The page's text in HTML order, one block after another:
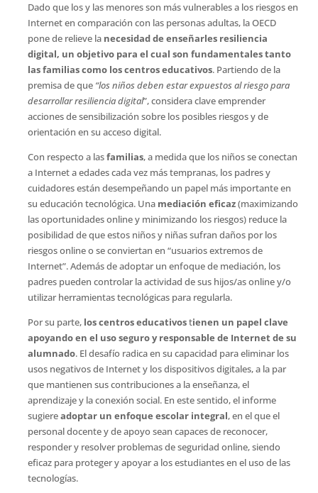
Dado que los y las menores son más vulnerables a los riesgos en
Internet en comparación con las personas adultas, la OECD
pone de relieve la necesidad de enseñarles resiliencia
digital, un objetivo para el cual son fundamentales tanto
las familias como los centros educativos. Partiendo de la
premisa de que “los niños deben estar expuestos al riesgo para
desarrollar resiliencia digital”, considera clave emprender
acciones de sensibilización sobre los posibles riesgos y de
orientación en su acceso digital.
Con respecto a lasfamilias, a medida que los niños se conectan
a Internet a edades cada vez más tempranas, los padres y
cuidadores están desempeñando un papel más importante en
su educación tecnológica. Una mediación eficaz(maximizando
las oportunidades online y minimizando los riesgos) reduce la
posibilidad de que estos niños y niñas sufran daños por los
riesgos online o se conviertan en “usuarios extremos de
Internet”. Además de adoptar un enfoque de mediación, los
padres pueden controlar la actividad de sus hijos/as online y/o
utilizar herramientas tecnológicas para regularla.
Por su parte, los centros educativostienen un papel clave
apoyando en el uso seguro y responsable de Internet de su
alumnado. El desafío radica en su capacidad para eliminar los
usos negativos de Internet y los dispositivos digitales, a la par
que mantienen sus contribuciones a la enseñanza, el
aprendizaje y la conexión social. En este sentido, el informe
sugiereadoptar un enfoque escolar integral, en el que el
personal docente y de apoyo sean capaces de reconocer,
responder y resolver problemas de seguridad online, siendo
eficaz para proteger y apoyar a los estudiantes en el uso de las
tecnologías.